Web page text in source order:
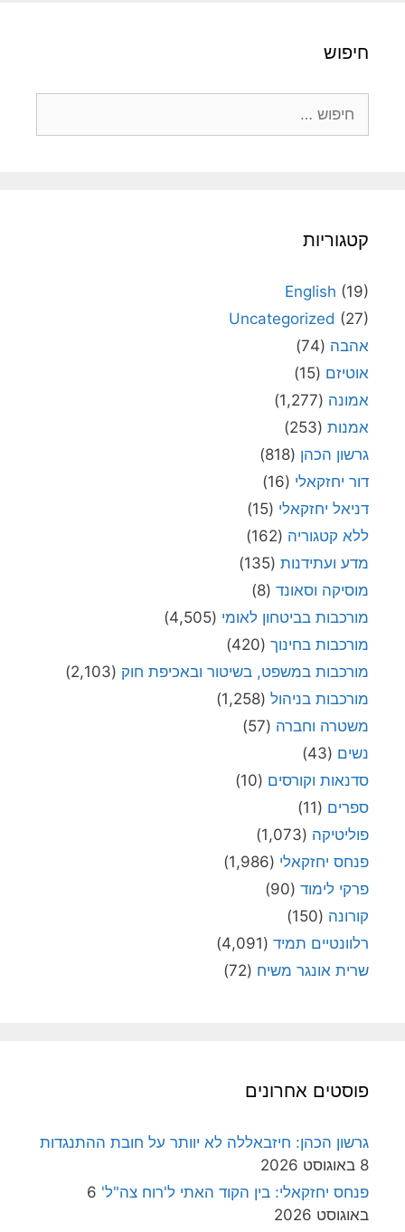
חיפוש
קטגוריות
English (19)
Uncategorized (27)
אהבה (74)
אוטיזם (15)
אמונה (1,277)
אמנות (253)
גרשון הכהן (818)
דור יחזקאלי (16)
דניאל יחזקאלי (15)
ללא קטגוריה (162)
מדע ועתידנות (135)
מוסיקה וסאונד (8)
מורכבות בביטחון לאומי (4,505)
מורכבות בחינוך (420)
מורכבות במשפט, בשיטור ובאכיפת חוק (2,103)
מורכבות בניהול (1,258)
משטרה וחברה (57)
נשים (43)
סדנאות וקורסים (10)
ספרים (11)
פוליטיקה (1,073)
פנחס יחזקאלי (1,986)
פרקי לימוד (90)
קורונה (150)
רלוונטיים תמיד (4,091)
שרית אונגר משיח (72)
פוסטים אחרונים
גרשון הכהן: חיזבאללה לא יוותר על חובת ההתנגדות
8 באוגוסט 2026
פנחס יחזקאלי: בין הקוד האתי ל'רוח צה"ל' 6
באוגוסט 2026